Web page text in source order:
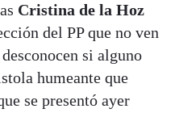
Cristina de la Hoz
del PP que no ven
si alguno
humeante que
se presentó ayer